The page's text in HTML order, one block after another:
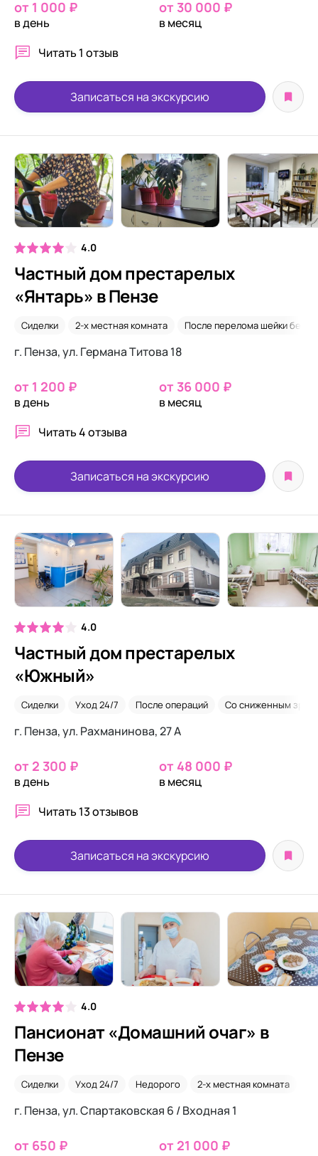
от 1 000 ₽
в день
от 30 000 ₽
в месяц
Читать 1 отзыв
Записаться на экскурсию
4.0
Частный дом престарелых
«Янтарь» в Пензе
Сиделки 2-х местная комната После перелома шейки бедра
г. Пенза, ул. Германа Титова 18
от 1 200 ₽
в день
от 36 000 ₽
в месяц
Читать4 отзыва
Записаться на экскурсию
4.0
Частный дом престарелых
«Южный»
Сиделки Уход 24/7 После операций Со сниженным
г. Пенза, ул. Рахманинова, 27 А
от 2 300 ₽
в день
от 48 000 ₽
в месяц
Читать 13 отзывов
Записаться на экскурсию
4.0
Пансионат «Домашний очаг» в
Пензе
Сиделки Уход 24/7 Недорого 2-х местная комната
г. Пенза, ул. Спартаковская 6 / Входная 1
от 650 ₽ от 21 000 ₽